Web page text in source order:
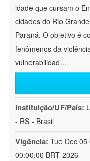
idade que cursam o
cidades do Rio
Paraná. O objetivo é
fenômenos da
vulnerabilidad...
Instituição/UF/País:
- RS - Brasil
Vigência: Tue Dec 05
00:00:00 BRT 2026